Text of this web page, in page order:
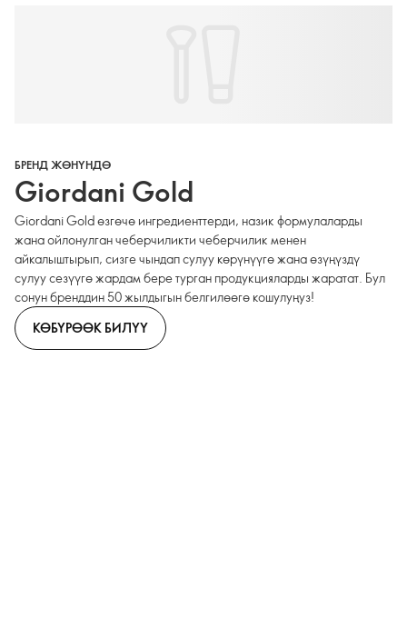
БРЕНД ЖӨНҮНДӨ
Giordani Gold
Giordani Gold өзгөчө ингредиенттерди, назик формулаларды
жана ойлонулган чеберчиликти чеберчилик менен
айкалыштырып, сизге чындап сулуу көрүнүүгө жана өзүңүздү
сулуу сезүүгө жардам бере турган продукцияларды жаратат. Бул
сонун бренддин 50 жылдыгын белгилөөгө кошулуңуз!
КӨБҮРӨӨК БИЛҮҮ